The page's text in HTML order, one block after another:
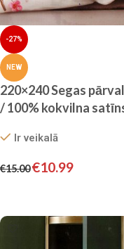
-27%
NEW
220×240 Segas
/ 100% kokvilna
Ir veikalā
€15.00€10.99